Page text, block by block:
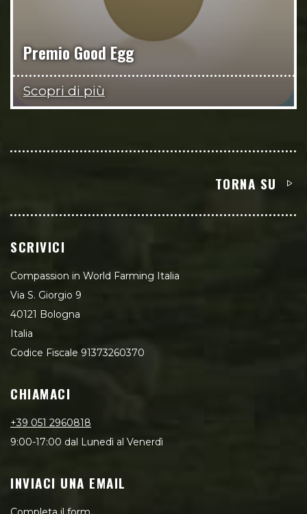
Premio Good Egg
Scopri di più
TORNA SU
SCRIVICI
Compassion in World Farming Italia
Via S. Giorgio 9
40121 Bologna
Italia
Codice Fiscale 91373260370
CHIAMACI
+39 051 2960818
9:00-17:00 dal Lunedì al Venerdì
INVIACI UNA EMAIL